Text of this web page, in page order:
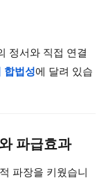
정서와 직접 연결
합법성에 달려 있습
파급효과
파장을 키웠습니